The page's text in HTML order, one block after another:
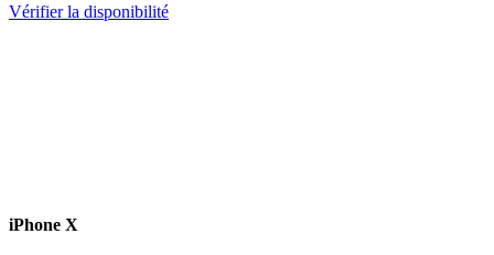
Vérifier la disponibilité
iPhone X